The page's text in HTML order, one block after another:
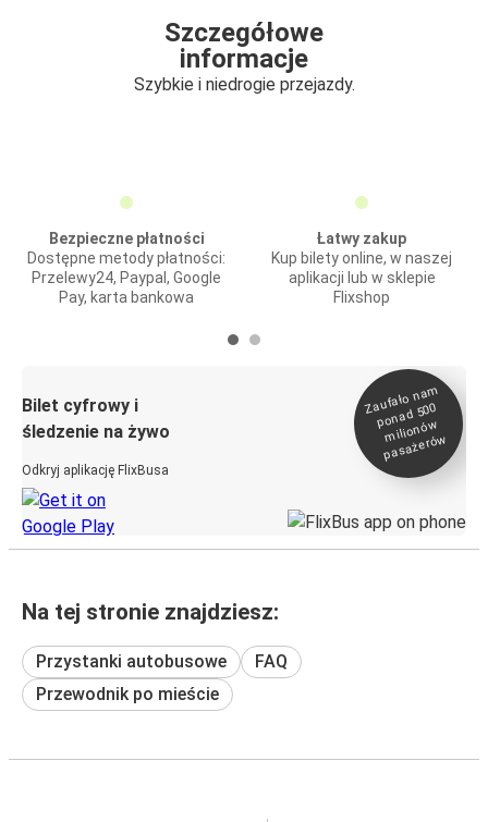
Szczegółowe
informacje
Szybkie i niedrogie przejazdy.
Bezpieczne płatności
Dostępne metody płatności:
Przelewy24, Paypal, Google
Pay, karta bankowa
Łatwy zakup
Kup bilety online, w naszej
aplikacji lub w sklepie
Flixshop
Bilet cyfrowy i
śledzenie na żywo
Odkryj aplikację FlixBusa
Zaufało na
m
ponad 500
milionó
w
pasażeró
w
Na tej stronie znajdziesz:
Przystanki autobusowe
FAQ
Przewodnik po mieście